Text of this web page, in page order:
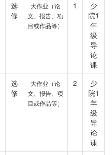
选
修
大作业（论
文、报告、项
目或作品等）
1
少
院1
年
级
导
论
课
选
修
大作业（论
文、报告、项
目或作品等）
2
少
院1
年
级
导
论
课